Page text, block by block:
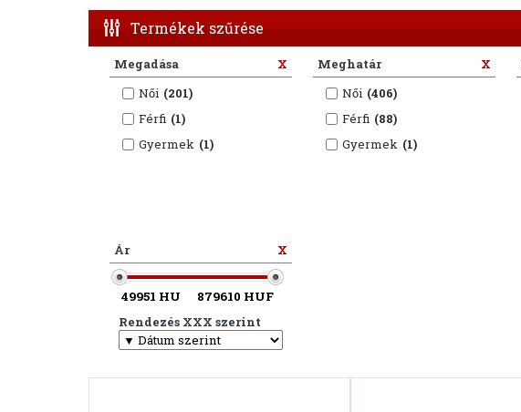
Termékek szűrése
Megadása
X
Női (201)
Férfi (1)
Gyermek (1)
Meghatár
X
Női (406)
Férfi (88)
Gyermek (1)
Ár X
Rendezés XXX szerint